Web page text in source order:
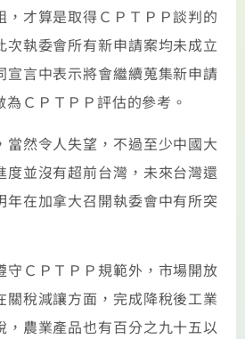
，才算是取得ＣＰＴＰＰ談判的
次執委會所有新申請案均未成立
宣言中表示將會繼續蒐集新申請
ＣＰＴＰＰ評估的參考。
然令人失望，不過至少中國大
度並沒有超前台灣，未來台灣還
年在加拿大召開執委會中有所突
ＣＰＴＰＰ規範外，市場開放
關稅減讓方面，完成降稅後工業
，農業產品也有百分之九十五以